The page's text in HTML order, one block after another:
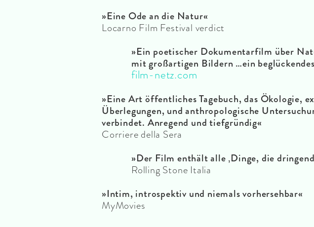
»Eine Ode an die Natur«
Locarno Film Festival verdict
»Ein poetischer Dokumentarfilm über
mit großartigen Bildern …ein
film-netz.com
»Eine Art öffentliches Tagebuch, das Ökologie,
Überlegungen, und anthropologische
verbindet. Anregend und tiefgründig«
Corriere della Sera
»Der Film enthält alle ‚Dinge, die
Rolling Stone Italia
»Intim, introspektiv und niemals vorhersehbar«
MyMovies